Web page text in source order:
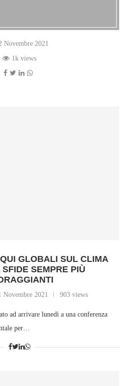
Novembre 2021
1k views
GLOBALI SUL CLIMA
SEMPRE PIÙ
Novembre 2021 903 views
ad arrivare lunedì a una conferenza
per…